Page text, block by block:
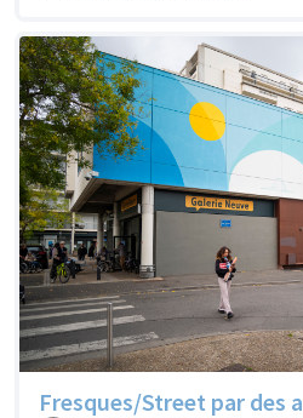
Fresques/Street par des